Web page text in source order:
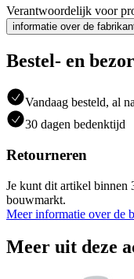
Verantwoordelijk voor
informatie over de
Bestel- en
Vandaag besteld, al
30 dagen bedenktijd
Retourneren
Je kunt dit artikel binnen
bouwmarkt.
Meer informatie over de
Meer uit deze